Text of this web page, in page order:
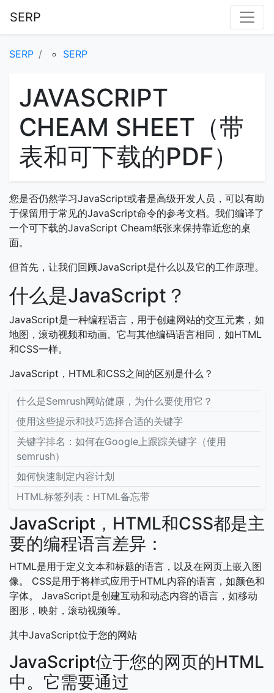
SERP
SERP SERP
JAVASCRIPT
CHEAM SHEET（带
表和可下载的PDF）
您是否仍然学习JavaScript或者是高级开发人员，可以有助
于保留用于常见的JavaScript命令的参考文档。我们编译了
一个可下载的JavaScript Cheam纸张来保持靠近您的桌
面。
但首先，让我们回顾JavaScript是什么以及它的工作原理。
什么是JavaScript？
JavaScript是一种编程语言，用于创建网站的交互元素，如
地图，滚动视频和动画。它与其他编码语言相同，如HTML
和CSS一样。
JavaScript，HTML和CSS之间的区别是什么？
什么是Semrush网站健康，为什么要使用它？
使用这些提示和技巧选择合适的关键字
关键字排名：如何在Google上跟踪关键字（使用
semrush）
如何快速制定内容计划
HTML标签列表：HTML备忘带
JavaScript，HTML和CSS都是主
要的编程语言差异：
HTML是用于定义文本和标题的语言，以及在网页上嵌入图
像。 CSS是用于将样式应用于HTML内容的语言，如颜色和
字体。 JavaScript是创建互动和动态内容的语言，如移动
图形，映射，滚动视频等。
其中JavaScript位于您的网站
JavaScript位于您的网页的HTML
中。它需要通过